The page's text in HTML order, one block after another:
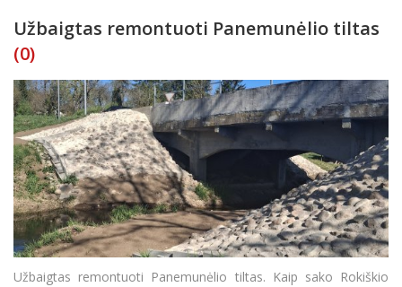
Užbaigtas remontuoti Panemunėlio tiltas
(0)
Užbaigtas remontuoti Panemunėlio tiltas. Kaip sako Rokiškio